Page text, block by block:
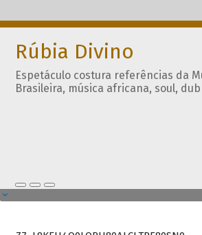
Rúbia Divino
Espetáculo costura referências da
Brasileira, música africana, soul,